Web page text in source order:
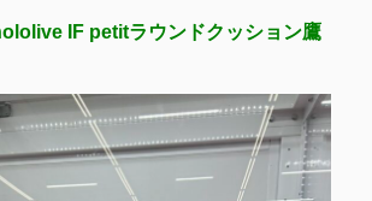
IF petitラウンドクッション鷹